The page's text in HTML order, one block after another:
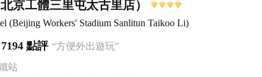
京工體三里屯太古里店）
(Beijing Workers' Stadium Sanlitun Taikoo Li)
7194 點評 “方便外出遊玩”
站